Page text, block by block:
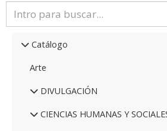
Catálogo
Arte
DIVULGACIÓN
CIENCIAS HUMANAS Y